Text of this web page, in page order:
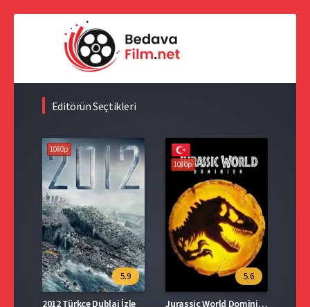
Editörün Seçtikleri
1080p
5.6
Jurassic World Dominion İzle Türkçe Dublaj
1080p
6.9
Jurassic World 2015 Full İzle